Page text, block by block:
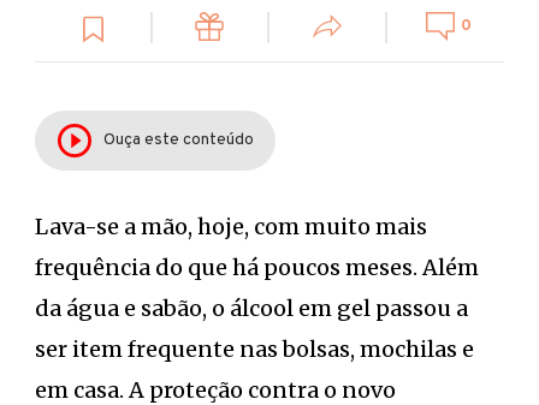
0
Ouça este conteúdo
Lava-se a mão, hoje, com muito mais
frequência do que há poucos meses. Além
da água e sabão, o álcool em gel passou a
ser item frequente nas bolsas, mochilas e
em casa. A proteção contra o novo